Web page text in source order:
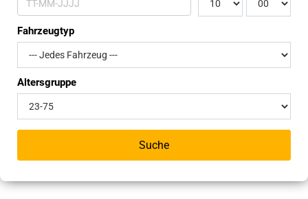
Kontakt
Persönliche
Das Team
Fahrzeugtyp
Altersgruppe
Suche